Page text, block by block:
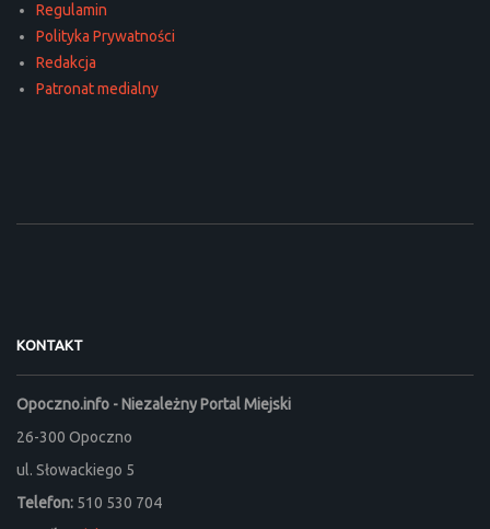
Regulamin
Polityka Prywatności
Redakcja
Patronat medialny
KONTAKT
Opoczno.info - Niezależny Portal Miejski
26-300 Opoczno
ul. Słowackiego 5
Telefon: 510 530 704